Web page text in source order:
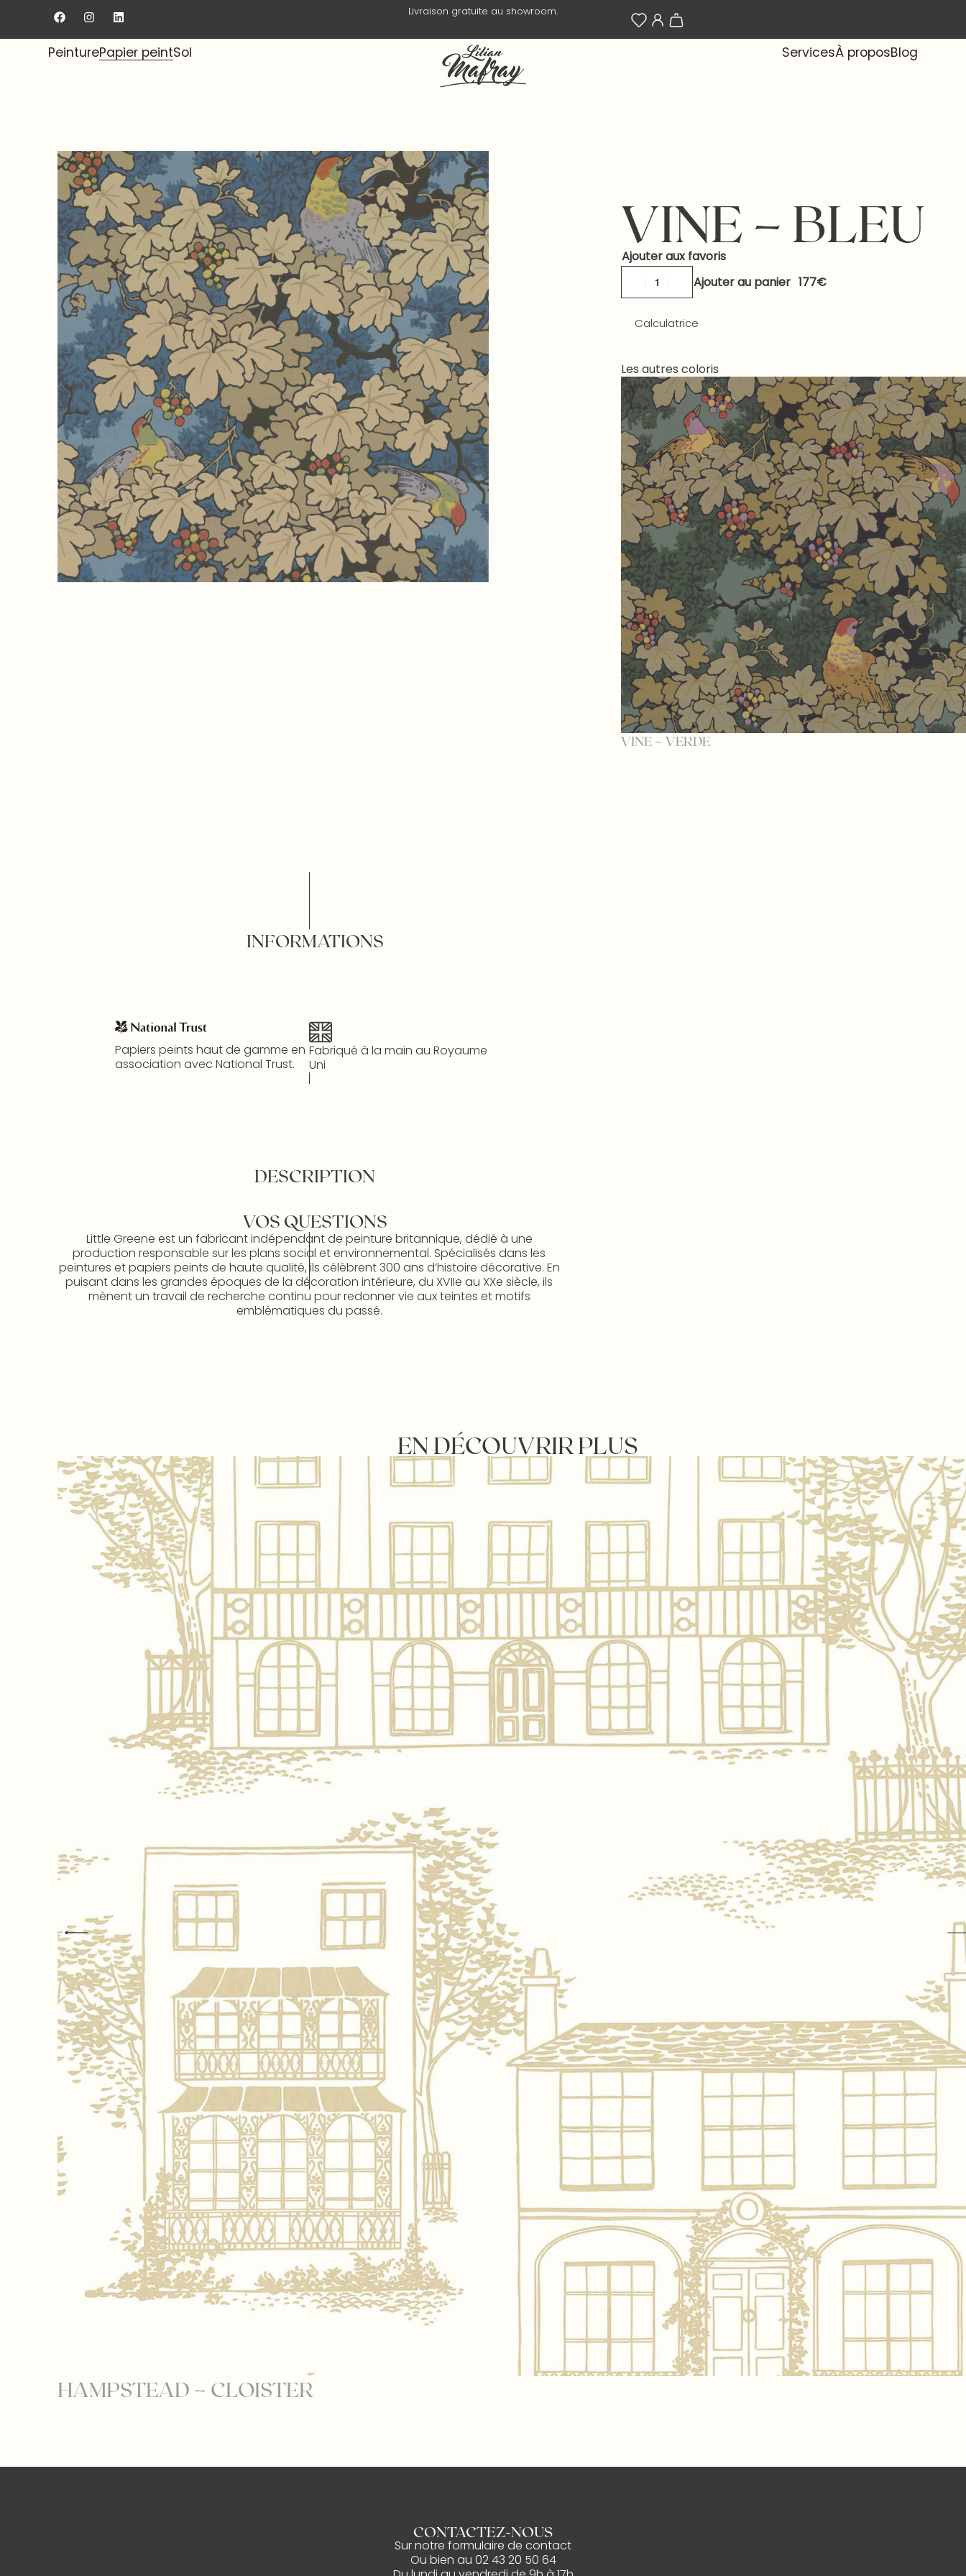
Livraison gratuite au showroom. Livraison en 3 jours ouvrés.
PeinturePapier peintSol ServicesÀ proposBlog
VINE – BLEU
Ajouter aux favoris
Ajouter au panier
Calculatrice
Les autres coloris
VINE – VERDE
INFORMATIONS
Papiers peints haut de gamme en
association avec National Trust.
Fabriqué à la main au Royaume
Uni
DESCRIPTION
VOS QUESTIONS
Little Greene est un fabricant indépendant de peinture britannique, dédié à une
production responsable sur les plans social et environnemental. Spécialisés dans les
peintures et papiers peints de haute qualité, ils célèbrent 300 ans d’histoire décorative. En
puisant dans les grandes époques de la décoration intérieure, du XVIIe au XXe siècle, ils
mènent un travail de recherche continu pour redonner vie aux teintes et motifs
emblématiques du passé.
EN DÉCOUVRIR PLUS
HAMPSTEAD – CLOISTER
CONTACTEZ-NOUS
Sur notre formulaire de contact
Ou bien au 02 43 20 50 64